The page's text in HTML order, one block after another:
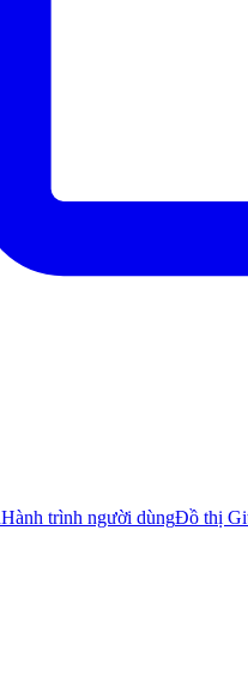
Hành trình người dùngĐồ thị